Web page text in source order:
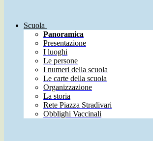
Scuola
Panoramica
Presentazione
I luoghi
Le persone
I numeri della scuola
Le carte della scuola
Organizzazione
La storia
Rete Piazza Stradivari
Obblighi Vaccinali